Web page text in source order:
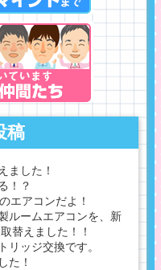
稿
ました！
！？
エアコンだよ！
ルームエアコンを、新
替えました！！
リッジ交換です。
た！